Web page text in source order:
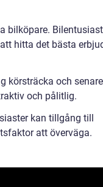
bilköpare.
hitta det bästa
körsträcka och senare
och pålitlig.
kan tillgång till
att överväga.